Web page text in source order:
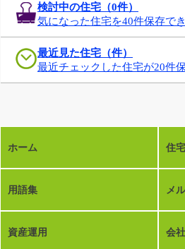
検討中の住宅（0件）
気になった住宅を40件保存でき
最近見た住宅（件）
最近チェックした住宅が20件
ホーム 住
用語集 メ
資産運用 会